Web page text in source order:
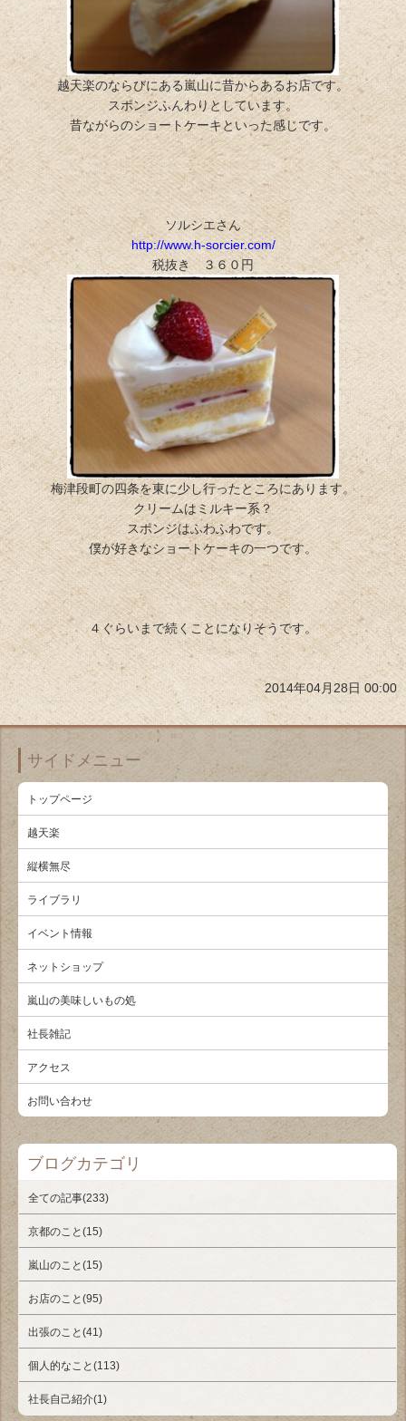
越天楽のならびにある嵐山に昔からあるお店です。
スポンジふんわりとしています。
昔ながらのショートケーキといった感じです。
ソルシエさん
http://www.h-sorcier.com/
税抜き ３６０円
梅津段町の四条を東に少し行ったところにあります。
クリームはミルキー系？
スポンジはふわふわです。
僕が好きなショートケーキの一つです。
４ぐらいまで続くことになりそうです。
2014年04月28日 00:00
サイドメニュー
トップページ
越天楽
縦横無尽
ライブラリ
イベント情報
ネットショップ
嵐山の美味しいもの処
社長雑記
アクセス
お問い合わせ
ブログカテゴリ
全ての記事(233)
京都のこと(15)
嵐山のこと(15)
お店のこと(95)
出張のこと(41)
個人的なこと(113)
社長自己紹介(1)